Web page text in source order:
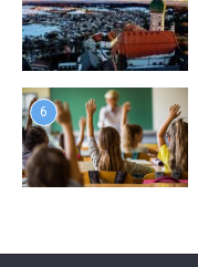
6